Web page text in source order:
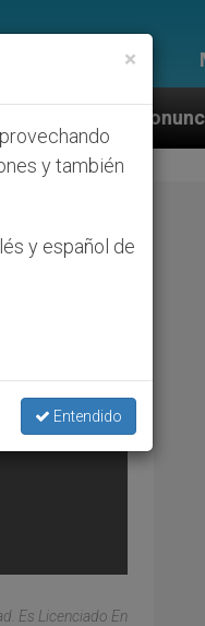
ante caso de
Es Licenciado En
×
y también
y español de
Entendido